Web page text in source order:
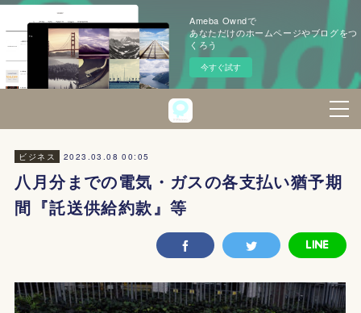
Ameba Owndで
あなただけのホームページやブログをつ
くろう
今すぐ試す
ビジネス 2023.03.08 00:05
八月分までの電気・ガスの各支払い猶予期
間『託送供給約款』等